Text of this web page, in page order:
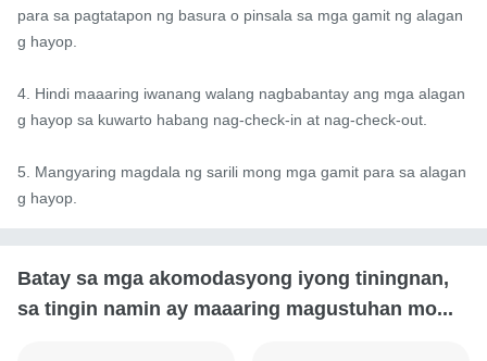
para sa pagtatapon ng basura o pinsala sa mga gamit ng alagan
g hayop.
4. Hindi maaaring iwanang walang nagbabantay ang mga alagan
g hayop sa kuwarto habang nag-check-in at nag-check-out.
5. Mangyaring magdala ng sarili mong mga gamit para sa alagan
g hayop.
Batay sa mga akomodasyong iyong tiningnan,
sa tingin namin ay maaaring magustuhan mo...